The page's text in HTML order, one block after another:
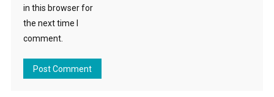
in this browser for
the next time I
comment.